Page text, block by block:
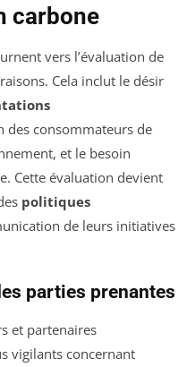
carbone
vers l’évaluation de
Cela inclut le désir
des consommateurs de
et le besoin
Cette évaluation devient
politiques
de leurs initiatives
parties prenantes
et partenaires
vigilants concernant